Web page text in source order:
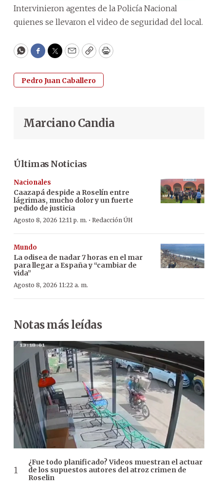
Intervinieron agentes de la Policía Nacional
quienes se llevaron el video de seguridad del local.
WhatsApp
Facebook
Twitter
EmailCopyPrint
Pedro Juan Caballero
Marciano Candia
Últimas Noticias
Nacionales
Caazapá despide a Roselín entre
lágrimas, mucho dolor y un fuerte
pedido de justicia
Agosto 8, 2026 12:11 p. m. · Redacción ÚH
Mundo
La odisea de nadar 7 horas en el mar
para llegar a España y “cambiar de
vida”
Agosto 8, 2026 11:22 a. m.
Notas más leídas
¿Fue todo planificado? Videos muestran el actuar
de los supuestos autores del atroz crimen de
Roselin